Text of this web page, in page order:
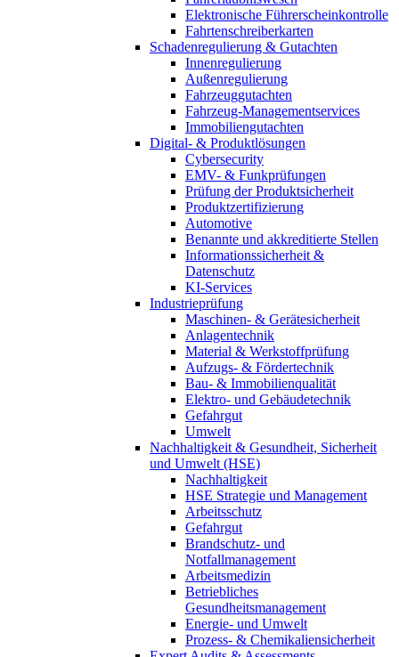
Elektronische Führerscheinkontrolle
Fahrtenschreiberkarten
Schadenregulierung & Gutachten
Innenregulierung
Außenregulierung
Fahrzeuggutachten
Fahrzeug-Managementservices
Immobiliengutachten
Digital- & Produktlösungen
Cybersecurity
EMV- & Funkprüfungen
Prüfung der Produktsicherheit
Produktzertifizierung
Automotive
Benannte und akkreditierte Stellen
Informationssicherheit &
Datenschutz
KI-Services
Industrieprüfung
Maschinen- & Gerätesicherheit
Anlagentechnik
Material & Werkstoffprüfung
Aufzugs- & Fördertechnik
Bau- & Immobilienqualität
Elektro- und Gebäudetechnik
Gefahrgut
Umwelt
Nachhaltigkeit & Gesundheit, Sicherheit
und Umwelt (HSE)
Nachhaltigkeit
HSE Strategie und Management
Arbeitsschutz
Gefahrgut
Brandschutz- und
Notfallmanagement
Arbeitsmedizin
Betriebliches
Gesundheitsmanagement
Energie- und Umwelt
Prozess- & Chemikaliensicherheit